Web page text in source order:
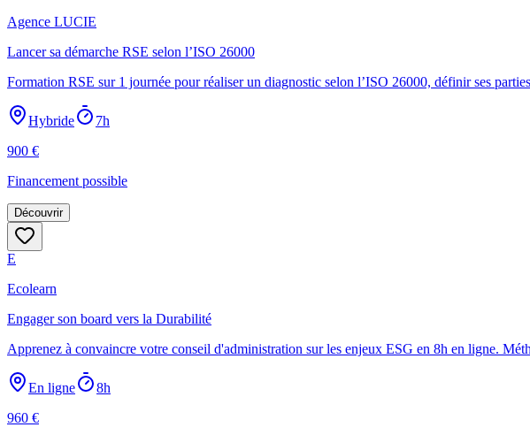
Agence LUCIE
Lancer sa démarche RSE selon l’ISO 26000
Formation RSE sur 1 journée pour réaliser un diagnostic selon l’ISO 26000, définir ses
Hybride
7h
900 €
Financement possible
Découvrir
E
Ecolearn
Engager son board vers la Durabilité
Apprenez à convaincre votre conseil d'administration sur les enjeux ESG en 8h en ligne.
En ligne
8h
960 €